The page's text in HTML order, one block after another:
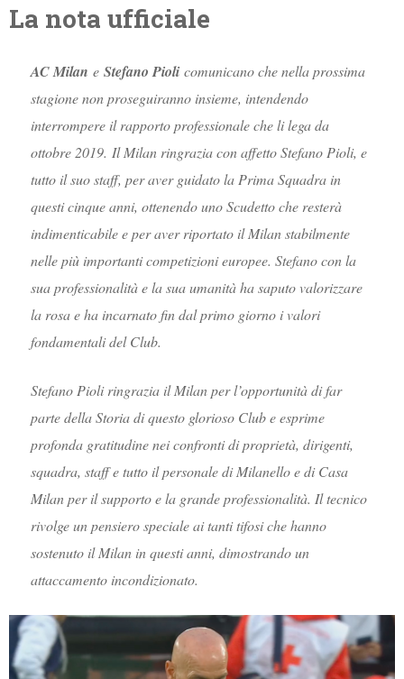
La nota ufficiale
AC Milan eStefano Pioli comunicano che nella prossima
stagione non proseguiranno insieme, intendendo
interrompere il rapporto professionale che li lega da
ottobre 2019. Il Milan ringrazia con affetto Stefano Pioli, e
tutto il suo staff, per aver guidato la Prima Squadra in
questi cinque anni, ottenendo uno Scudetto che resterà
indimenticabile e per aver riportato il Milan stabilmente
nelle più importanti competizioni europee. Stefano con la
sua professionalità e la sua umanità ha saputo valorizzare
la rosa e ha incarnato fin dal primo giorno i valori
fondamentali del Club.
Stefano Pioli ringrazia il Milan per l’opportunità di far
parte della Storia di questo glorioso Club e esprime
profonda gratitudine nei confronti di proprietà, dirigenti,
squadra, staff e tutto il personale di Milanello e di Casa
Milan per il supporto e la grande professionalità. Il tecnico
rivolge un pensiero speciale ai tanti tifosi che hanno
sostenuto il Milan in questi anni, dimostrando un
attaccamento incondizionato.